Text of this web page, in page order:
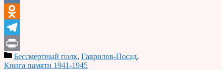
VK
Odnoklassniki
Telegram
PrintБессмертный полк, Гаврилов-Посад,
Книга памяти 1941-1945